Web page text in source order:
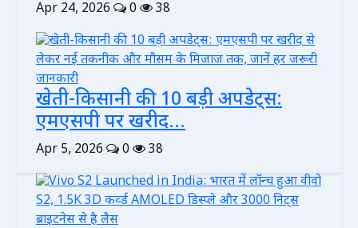
Apr 24, 2026 0 38
खेती-किसानी की 10 बड़ी अपडेट्स:
एमएसपी पर खरीद...
Apr 5, 2026 0 38